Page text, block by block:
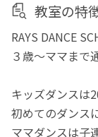
教室の特
RAYS DANCE
３歳〜ママまで
キッズダンスは
初めてのダンス
ママダンスは子